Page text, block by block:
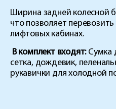
Ширина задней колесной
что позволяет
лифтовых кабинах.
В комплект входят:Сумка
сетка, дождевик,
рукавички для холодной